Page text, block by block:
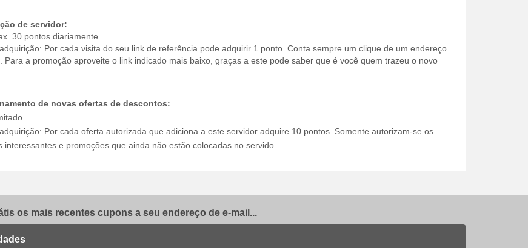
de servidor:
30 pontos diariamente.
Por cada visita do seu link de referência pode adquirir 1 ponto. Conta sempre um clique de um endereço
Para a promoção aproveite o link indicado mais baixo, graças a este pode saber que é você quem trazeu o novo
de novas ofertas de descontos:
Por cada oferta autorizada que adiciona a este servidor adquire 10 pontos. Somente autorizam-se os
interessantes e promoções que ainda não estão colocadas no servido.
os mais recentes cupons a seu endereço de e-mail...